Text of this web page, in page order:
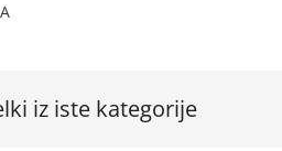
iz iste kategorije